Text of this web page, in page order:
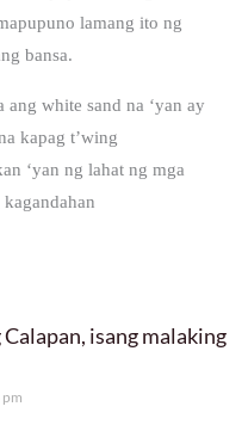
lamang ito ng
bansa.
white sand na ‘yan ay
kapag t’wing
‘yan ng lahat ng mga
isang malaking